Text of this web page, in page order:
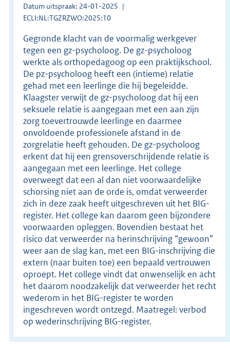
Datum uitspraak: 24-01-2025
ECLI:NL:TGZRZWO:2025:10
Gegronde klacht van de voormalig werkgever
tegen een gz-psycholoog. De gz-psycholoog
werkte als orthopedagoog op een praktijkschool.
De pz-psycholoog heeft een (intieme) relatie
gehad met een leerlinge die hij begeleidde.
Klaagster verwijt de gz-psycholoog dat hij een
seksuele relatie is aangegaan met een aan zijn
zorg toevertrouwde leerlinge en daarmee
onvoldoende professionele afstand in de
zorgrelatie heeft gehouden. De gz-psycholoog
erkent dat hij een grensoverschrijdende relatie is
aangegaan met een leerlinge. Het college
overweegt dat een al dan niet voorwaardelijke
schorsing niet aan de orde is, omdat verweerder
zich in deze zaak heeft uitgeschreven uit het BIG-
register. Het college kan daarom geen bijzondere
voorwaarden opleggen. Bovendien bestaat het
risico dat verweerder na herinschrijving “gewoon”
weer aan de slag kan, met een BIG-inschrijving die
extern (naar buiten toe) een bepaald vertrouwen
oproept. Het college vindt dat onwenselijk en acht
het daarom noodzakelijk dat verweerder het recht
wederom in het BIG-register te worden
ingeschreven wordt ontzegd. Maatregel: verbod
op wederinschrijving BIG-register.